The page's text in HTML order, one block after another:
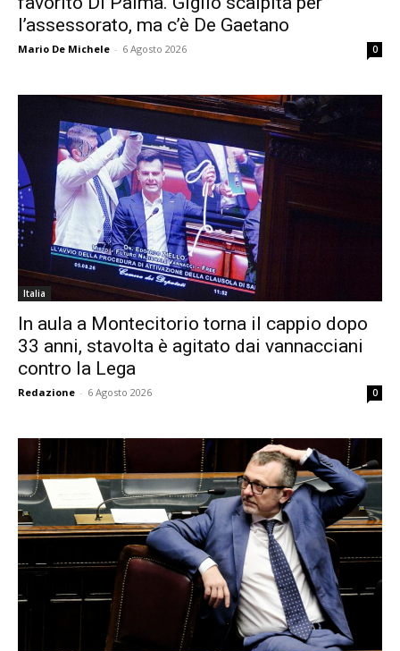
l’assessorato, ma c’è De Gaetano
Mario De Michele - 6 Agosto 2026 0
Italia
In aula a Montecitorio torna il cappio dopo
33 anni, stavolta è agitato dai vannacciani
contro la Lega
Redazione - 6 Agosto 2026 0